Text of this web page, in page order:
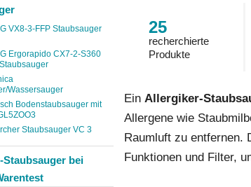
25
recherchierte
Produkte
Ein Allergiker-
Allergene wie
Raumluft zu entfernen.
Funktionen und Filter,
VX8-3-FFP Staubsauger
Ergorapido CX7-2-S360
Wassersauger
Bodenstaubsauger mit
Staubsauger VC 3
bei